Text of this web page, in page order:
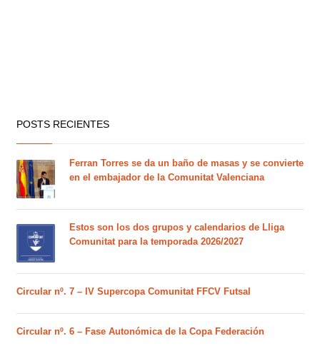
POSTS RECIENTES
Ferran Torres se da un baño de masas y se convierte
en el embajador de la Comunitat Valenciana
Estos son los dos grupos y calendarios de Lliga
Comunitat para la temporada 2026/2027
Circular nº. 7 – IV Supercopa Comunitat FFCV Futsal
Circular nº. 6 – Fase Autonómica de la Copa Federación